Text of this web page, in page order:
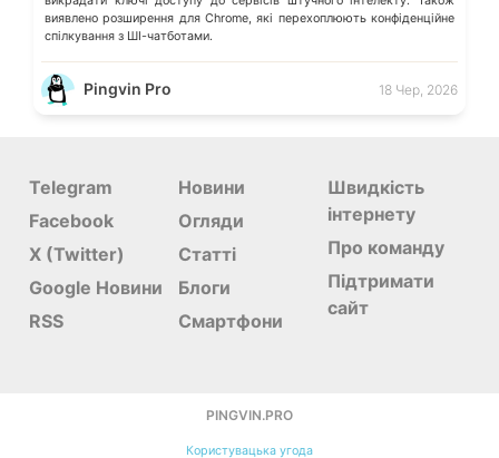
виявлено розширення для Chrome, які перехоплюють конфіденційне
спілкування з ШІ-чатботами.
Pingvin Pro 18 Чер, 2026
Telegram
Facebook
X (Twitter)
Google Новини
RSS
Новини
Огляди
Статті
Блоги
Смартфони
Швидкість
інтернету
Про команду
Підтримати
сайт
PINGVIN.PRO
Користувацька угода